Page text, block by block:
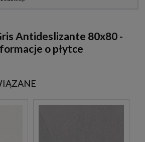
Antideslizante 80x80 -
o płytce